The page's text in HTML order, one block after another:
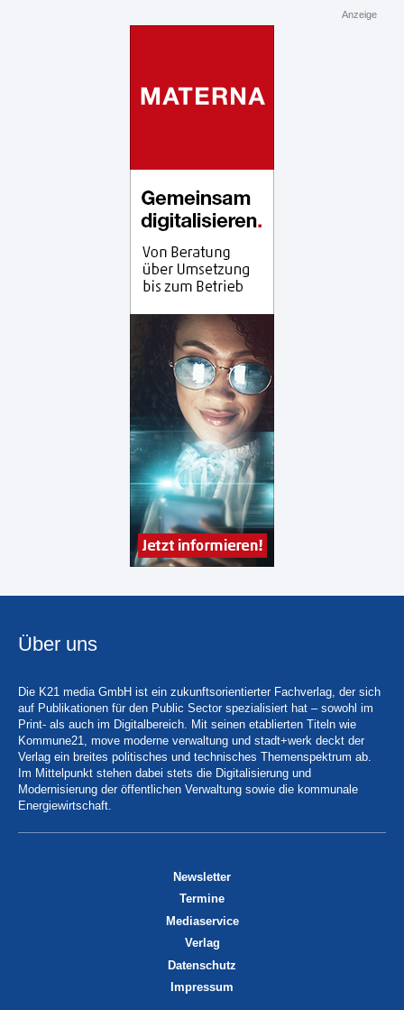
Anzeige
Über uns
Die K21 media GmbH ist ein zukunftsorientierter Fachverlag, der sich
auf Publikationen für den Public Sector spezialisiert hat – sowohl im
Print- als auch im Digitalbereich. Mit seinen etablierten Titeln wie
Kommune21, move moderne verwaltung und stadt+werk deckt der
Verlag ein breites politisches und technisches Themenspektrum ab.
Im Mittelpunkt stehen dabei stets die Digitalisierung und
Modernisierung der öffentlichen Verwaltung sowie die kommunale
Energiewirtschaft.
Newsletter
Termine
Mediaservice
Verlag
Datenschutz
Impressum